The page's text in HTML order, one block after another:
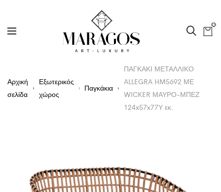
0
Αρχική
σελίδα
Εξωτερικός
χώρος
Παγκάκια
ΠΑΓΚΑΚΙ ΜΕΤΑΛΛΙΚΟ
ALLEGRA HM5692 ΜΕ
WICKER ΜΑΥΡΟ-ΜΠΕΖ
124x57x77Υ εκ.